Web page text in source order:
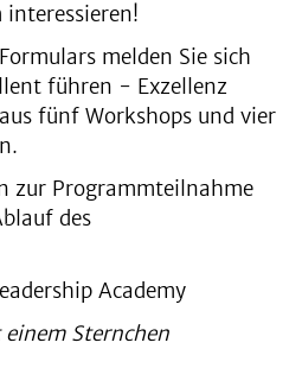
melden Sie sich
führen - Exzellenz
fünf Workshops und vier
zur Programmteilnahme
des
Academy
Sternchen